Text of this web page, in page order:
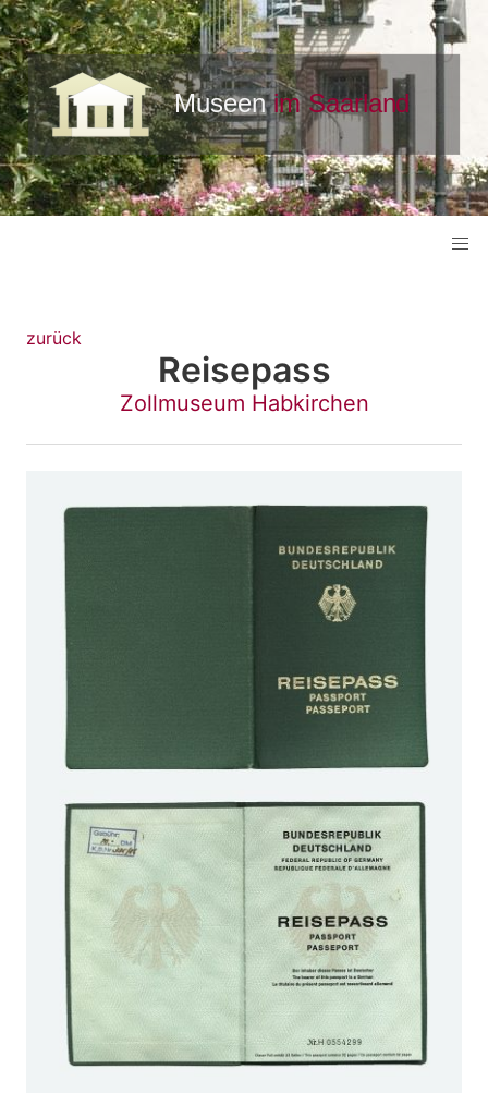
zurück
Reisepass
Zollmuseum Habkirchen